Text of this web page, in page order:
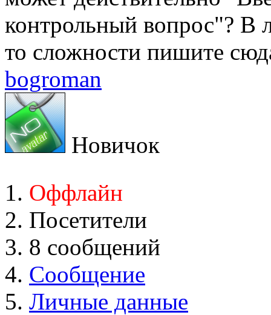
контрольный вопрос"? В
то сложности пишите
bogroman
Новичок
Оффлайн
Посетители
8 сообщений
Сообщение
Личные данные